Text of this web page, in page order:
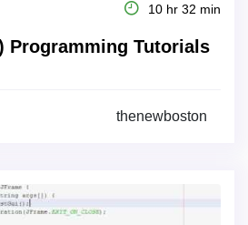
10 hr 32 min
Programming Tutorials
thenewboston